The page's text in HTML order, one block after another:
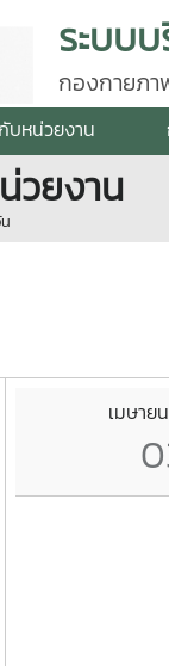
กองกายภา
บหน่วยงาน
วยงาน
เมษาย